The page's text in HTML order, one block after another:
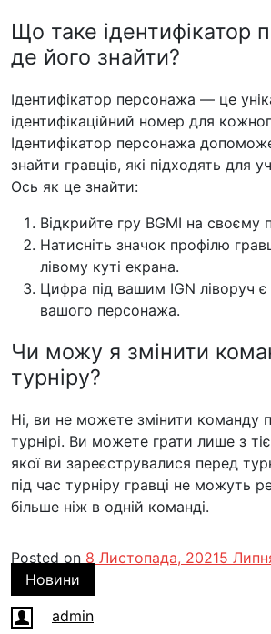
Що таке ідентифікатор
де його знайти?
Ідентифікатор персонажа — це
ідентифікаційний номер для
Ідентифікатор персонажа
знайти гравців, які підходять для
Ось як це знайти:
Відкрийте гру BGMI на своєму
Натисніть значок профілю
лівому куті екрана.
Цифра під вашим IGN ліворуч є
вашого персонажа.
Чи можу я змінити
турніру?
Ні, ви не можете змінити команду
турнірі. Ви можете грати лише з
якої ви зареєструвалися перед
під час турніру гравці не можуть
більше ніж в одній команді.
Posted on 8 Листопада, 20215
Новини
admin